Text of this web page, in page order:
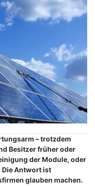
– trotzdem
Besitzer früher oder
der Module, oder
Die Antwort ist
glauben machen.